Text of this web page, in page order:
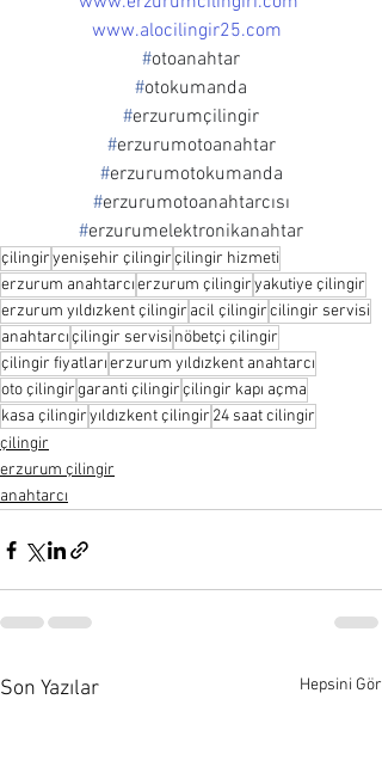
www.alocilingir25.com
#otoanahtar
#otokumanda
#erzurumçilingir
#erzurumotoanahtar
#erzurumotokumanda
#erzurumotoanahtarcısı
#erzurumelektronikanahtar
çilingiryenişehir çilingirçilingir hizmeti
erzurum anahtarcıerzurum çilingiryakutiye çilingir
erzurum yıldızkent çilingir acil çilingircilingir servisi
anahtarcıçilingir servisi nöbetçi çilingir
çilingir fiyatlarıerzurum yıldızkent anahtarcı
oto çilingirgaranti çilingirçilingir kapı açma
kasa çilingiryıldızkent çilingir 24 saat cilingir
çilingir
erzurum çilingir
anahtarcı
Son Yazılar Hepsini Gör